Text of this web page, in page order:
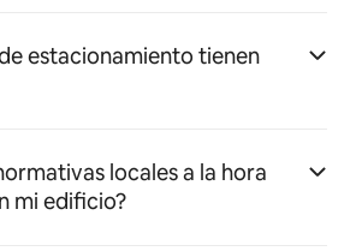
estacionamiento tienen
locales a la hora
mi edificio?